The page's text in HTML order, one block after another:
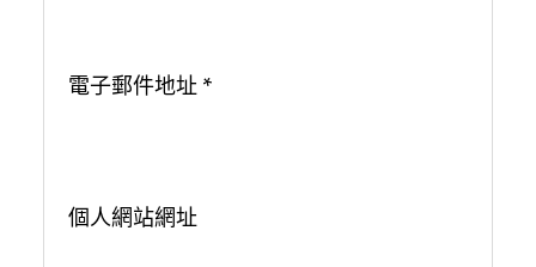
電子郵件地址 *
個人網站網址